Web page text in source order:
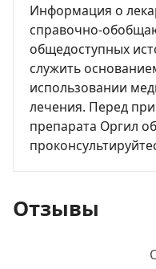
Информация о
справочно-
общедоступных
служить
использовании
лечения. Перед
препарата Оргил
Отзывы